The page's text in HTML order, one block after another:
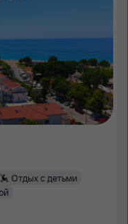
Отдых с детьми